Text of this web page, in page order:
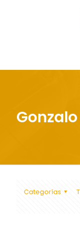
Categorías